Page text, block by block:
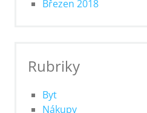
Březen 2018
Rubriky
Byt
Nákupy